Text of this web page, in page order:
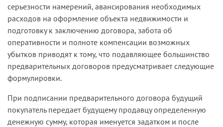
серьезности намерений, авансирования необходимых
расходов на оформление объекта недвижимости и
подготовку к заключению договора, забота об
оперативности и полноте компенсации возможных
убытков приводят к тому, что подавляющее большинство
предварительных договоров предусматривает следующие
формулировки.
При подписании предварительного договора будущий
покупатель передает будущему продавцу определенную
денежную сумму, которая именуется задатком и после